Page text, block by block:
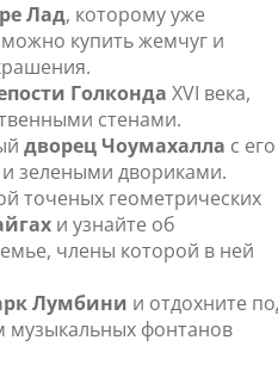
Лад, которому уже
можно купить жемчуг и
Голконда XVI века,
стенами.
дворец Чоумахалла с его
зелеными двориками.
точеных геометрических
и узнайте об
члены которой в ней
Лумбини и отдохните
фонтанов